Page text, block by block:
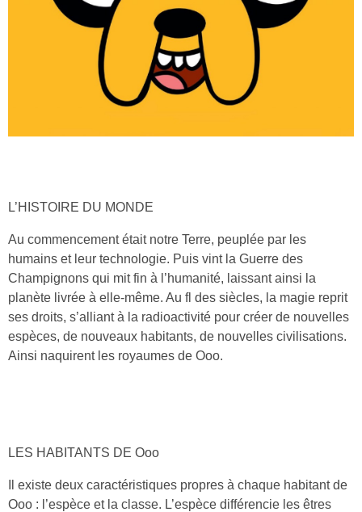
L’HISTOIRE DU MONDE
Au commencement était notre Terre, peuplée par les
humains et leur technologie. Puis vint la Guerre des
Champignons qui mit fin à l’humanité, laissant ainsi la
planète livrée à elle-même. Au fl des siècles, la magie reprit
ses droits, s’alliant à la radioactivité pour créer de nouvelles
espèces, de nouveaux habitants, de nouvelles civilisations.
Ainsi naquirent les royaumes de Ooo.
LES HABITANTS DE Ooo
Il existe deux caractéristiques propres à chaque habitant de
Ooo : l’espèce et la classe. L’espèce différencie les êtres